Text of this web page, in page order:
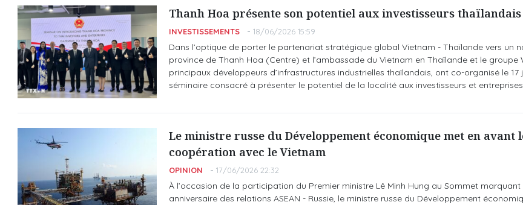
Thanh Hoa présente son potentiel aux investisseurs thaïlandais
INVESTISSEMENTS 18/06/2026 15:59
Dans l’optique de porter le partenariat stratégique global Vietnam - Thaïlande vers un
province de Thanh Hoa (Centre) et l’ambassade du Vietnam en Thaïlande et le groupe
principaux développeurs d’infrastructures industrielles thaïlandais, ont co-organisé le 17
séminaire consacré à présenter le potentiel de la localité aux investisseurs et
Le ministre russe du Développement économique met en avant
coopération avec le Vietnam
OPINION 17/06/2026 22:32
À l’occasion de la participation du Premier ministre Lê Minh Hung au Sommet marquant
anniversaire des relations ASEAN - Russie, le ministre russe du Développement